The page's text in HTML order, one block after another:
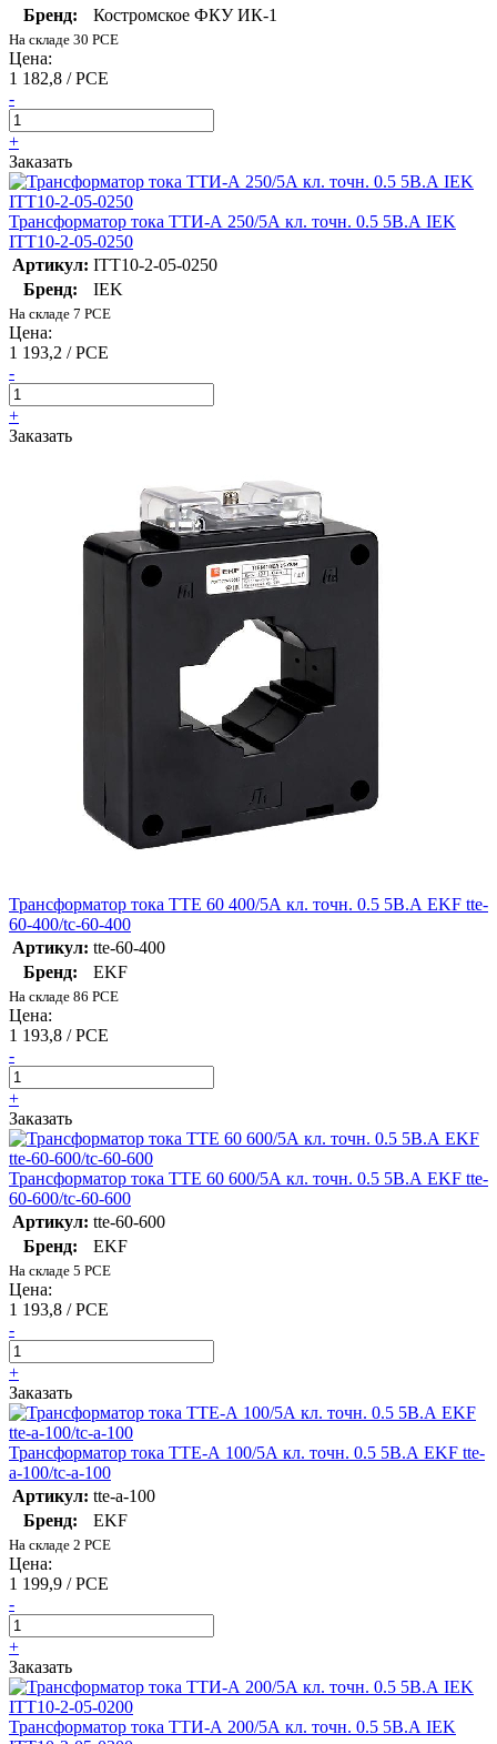
Бренд:
Костромское ФКУ ИК-1
На складе 30 PCE
Цена:
1 182,8 / PCE
-
+
Заказать
Трансформатор тока ТТИ-А 250/5А кл. точн. 0.5 5В.А IEK
ITT10-2-05-0250
Артикул: ITT10-2-05-0250
Бренд:
IEK
На складе 7 PCE
Цена:
1 193,2 / PCE
-
+
Заказать
Трансформатор тока ТТЕ 60 400/5А кл. точн. 0.5 5В.А EKF tte-
60-400/tc-60-400
Артикул: tte-60-400
Бренд:
EKF
На складе 86 PCE
Цена:
1 193,8 / PCE
-
+
Заказать
Трансформатор тока ТТЕ 60 600/5А кл. точн. 0.5 5В.А EKF tte-
60-600/tc-60-600
Артикул: tte-60-600
Бренд:
EKF
На складе 5 PCE
Цена:
1 193,8 / PCE
-
+
Заказать
Трансформатор тока ТТЕ-А 100/5А кл. точн. 0.5 5В.А EKF tte-
a-100/tc-a-100
Артикул: tte-a-100
Бренд:
EKF
На складе 2 PCE
Цена:
1 199,9 / PCE
-
+
Заказать
Трансформатор тока ТТИ-А 200/5А кл. точн. 0.5 5В.А IEK